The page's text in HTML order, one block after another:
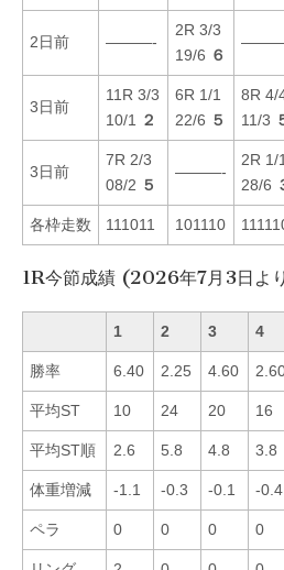
2日前 ———-
2R 3/3
19/6 ６
3日前
11R 3/3
10/1
２
6R 1/1
22/6 ５
8R 4/
11/3
3日前
7R 2/3
08/2 ５
———-
2R 1/1
28/6
各枠走数 111011 101110
1R今節成績 (2026年7月3日よ
1 2 3 4
勝率 6.40 2.25 4.60
平均ST 10 24 20 16
平均ST順 2.6 5.8 4.8 3.8
体重増減 -1.1 -0.3 -0.1 -0.4
ペラ 0 0 0 0